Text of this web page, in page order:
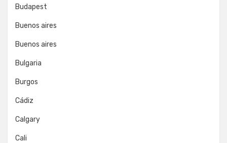
Budapest
Buenos aires
Buenos aires
Bulgaria
Burgos
Cádiz
Calgary
Cali